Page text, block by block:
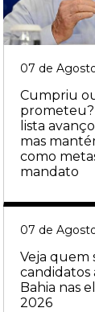
07 de
Cumpriu
lista
mas
como
mandato
07 de
Veja quem
candidatos
Bahia nas
2026